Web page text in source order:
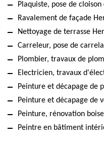
Plaquiste, pose de
Ravalement de façade
Nettoyage de terrasse
Carreleur, pose de
Plombier, travaux de
Electricien, travaux
Peinture et décapage de
Peinture et décapage de
Peinture, rénovation
Peintre en bâtiment